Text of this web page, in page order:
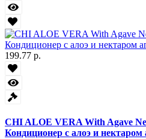
199.77 р.
CHI ALOE VERA With Agave
Кондиционер с алоэ и